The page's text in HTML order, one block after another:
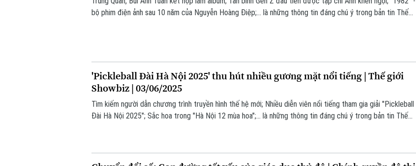
bộ phim điện ảnh sau 10 năm của Nguyễn Hoàng Điệp;... là những thông tin đáng chú ý trong bản tin Thế
'Pickleball Đài Hà Nội 2025' thu hút nhiều gương mặt nổi tiếng | Thế giới
Showbiz | 03/06/2025
Tìm kiếm người dẫn chương trình truyền hình thế hệ mới; Nhiều diễn viên nổi tiếng tham gia giải "Pickleball
Đài Hà Nội 2025"; Sắc hoa trong "Hà Nội 12 mùa hoa";... là những thông tin đáng chú ý trong bản tin Thế